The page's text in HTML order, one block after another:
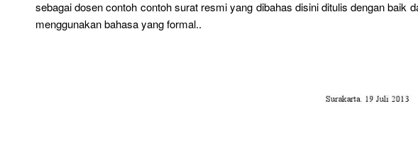
sebagai dosen contoh contoh surat resmi yang dibahas disini ditulis dengan baik
menggunakan bahasa yang formal..